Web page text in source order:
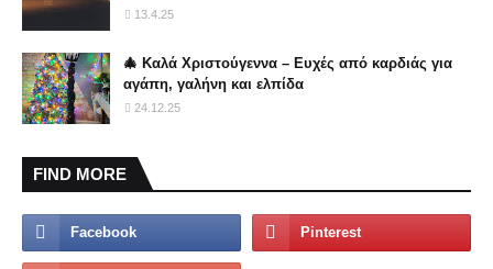
13.4.25
🎄 Καλά Χριστούγεννα – Ευχές από καρδιάς για
αγάπη, γαλήνη και ελπίδα
24.12.25
FIND MORE